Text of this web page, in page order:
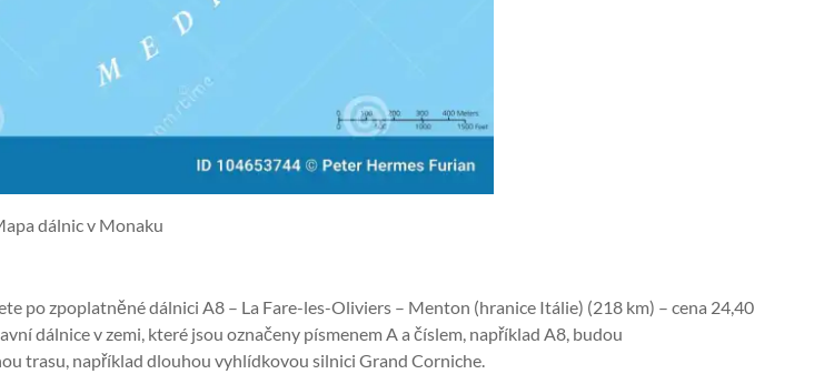
dálnic v Monaku
po zpoplatněné dálnici A8 – La Fare-les-Oliviers – Menton (hranice Itálie) (218 km) – cena 24,40
dálnice v zemi, které jsou označeny písmenem A a číslem, například A8, budou
trasu, například dlouhou vyhlídkovou silnici Grand Corniche.